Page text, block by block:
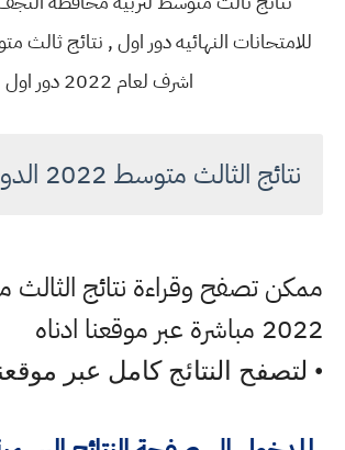
للامتحانات النهائيه دور اول , نتائج
اشرف لعام 2022 دور اول
نتائج الثالث متوسط 2022 الدور الاول
ممكن تصفح وقراءة نتائج
2022 مباشرة عبر موقعنا ادناه
• لتصفح النتائج كامل عبر